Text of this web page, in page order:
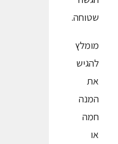
שטוחה.
מומלץ
להגיש
את
המנה
חמה
או